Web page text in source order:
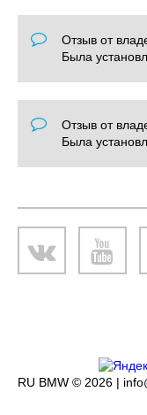
Отзыв от
Была
Отзыв от
Была
RU BMW © 2026 |